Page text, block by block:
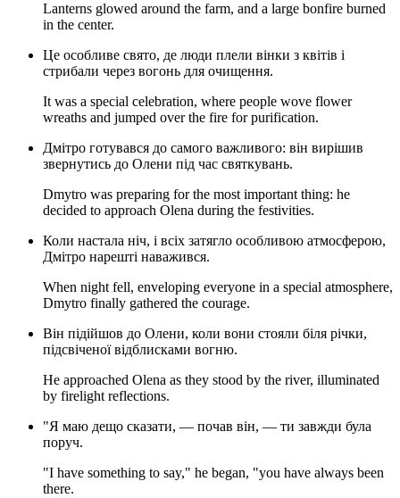
Lanterns glowed around the farm, and a large bonfire burned
in the center.
Це особливе свято, де люди плели вінки з квітів і
стрибали через вогонь для очищення.
It was a special celebration, where people wove flower
wreaths and jumped over the fire for purification.
Дмітро готувався до самого важливого: він вирішив
звернутись до Олени під час святкувань.
Dmytro was preparing for the most important thing: he
decided to approach Olena during the festivities.
Коли настала ніч, і всіх затягло особливою атмосферою,
Дмітро нарешті наважився.
When night fell, enveloping everyone in a special atmosphere,
Dmytro finally gathered the courage.
Він підійшов до Олени, коли вони стояли біля річки,
підсвіченої відблисками вогню.
He approached Olena as they stood by the river, illuminated
by firelight reflections.
"Я маю дещо сказати, — почав він, — ти завжди була
поруч.
"I have something to say," he began, "you have always been
there.